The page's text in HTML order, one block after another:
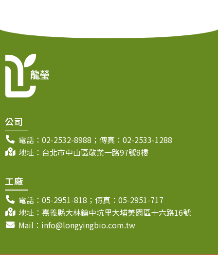
公司
電話：02-2532-8988；傳真：02-2533-1288
地址：台北市中山區敬業一路97號8樓
工廠
電話：05-2951-818；傳真：05-2951-717
地址：嘉義縣大林鎮中坑里大埔美園區十六路16號
Mail：info@longyingbio.com.tw